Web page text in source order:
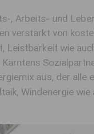
, Arbeits- und
verstärkt von
Leistbarkeit wie
aus, der
Windenergie